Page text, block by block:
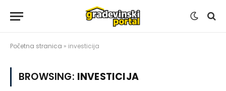
Početna stranica » investicija
BROWSING: INVESTICIJA